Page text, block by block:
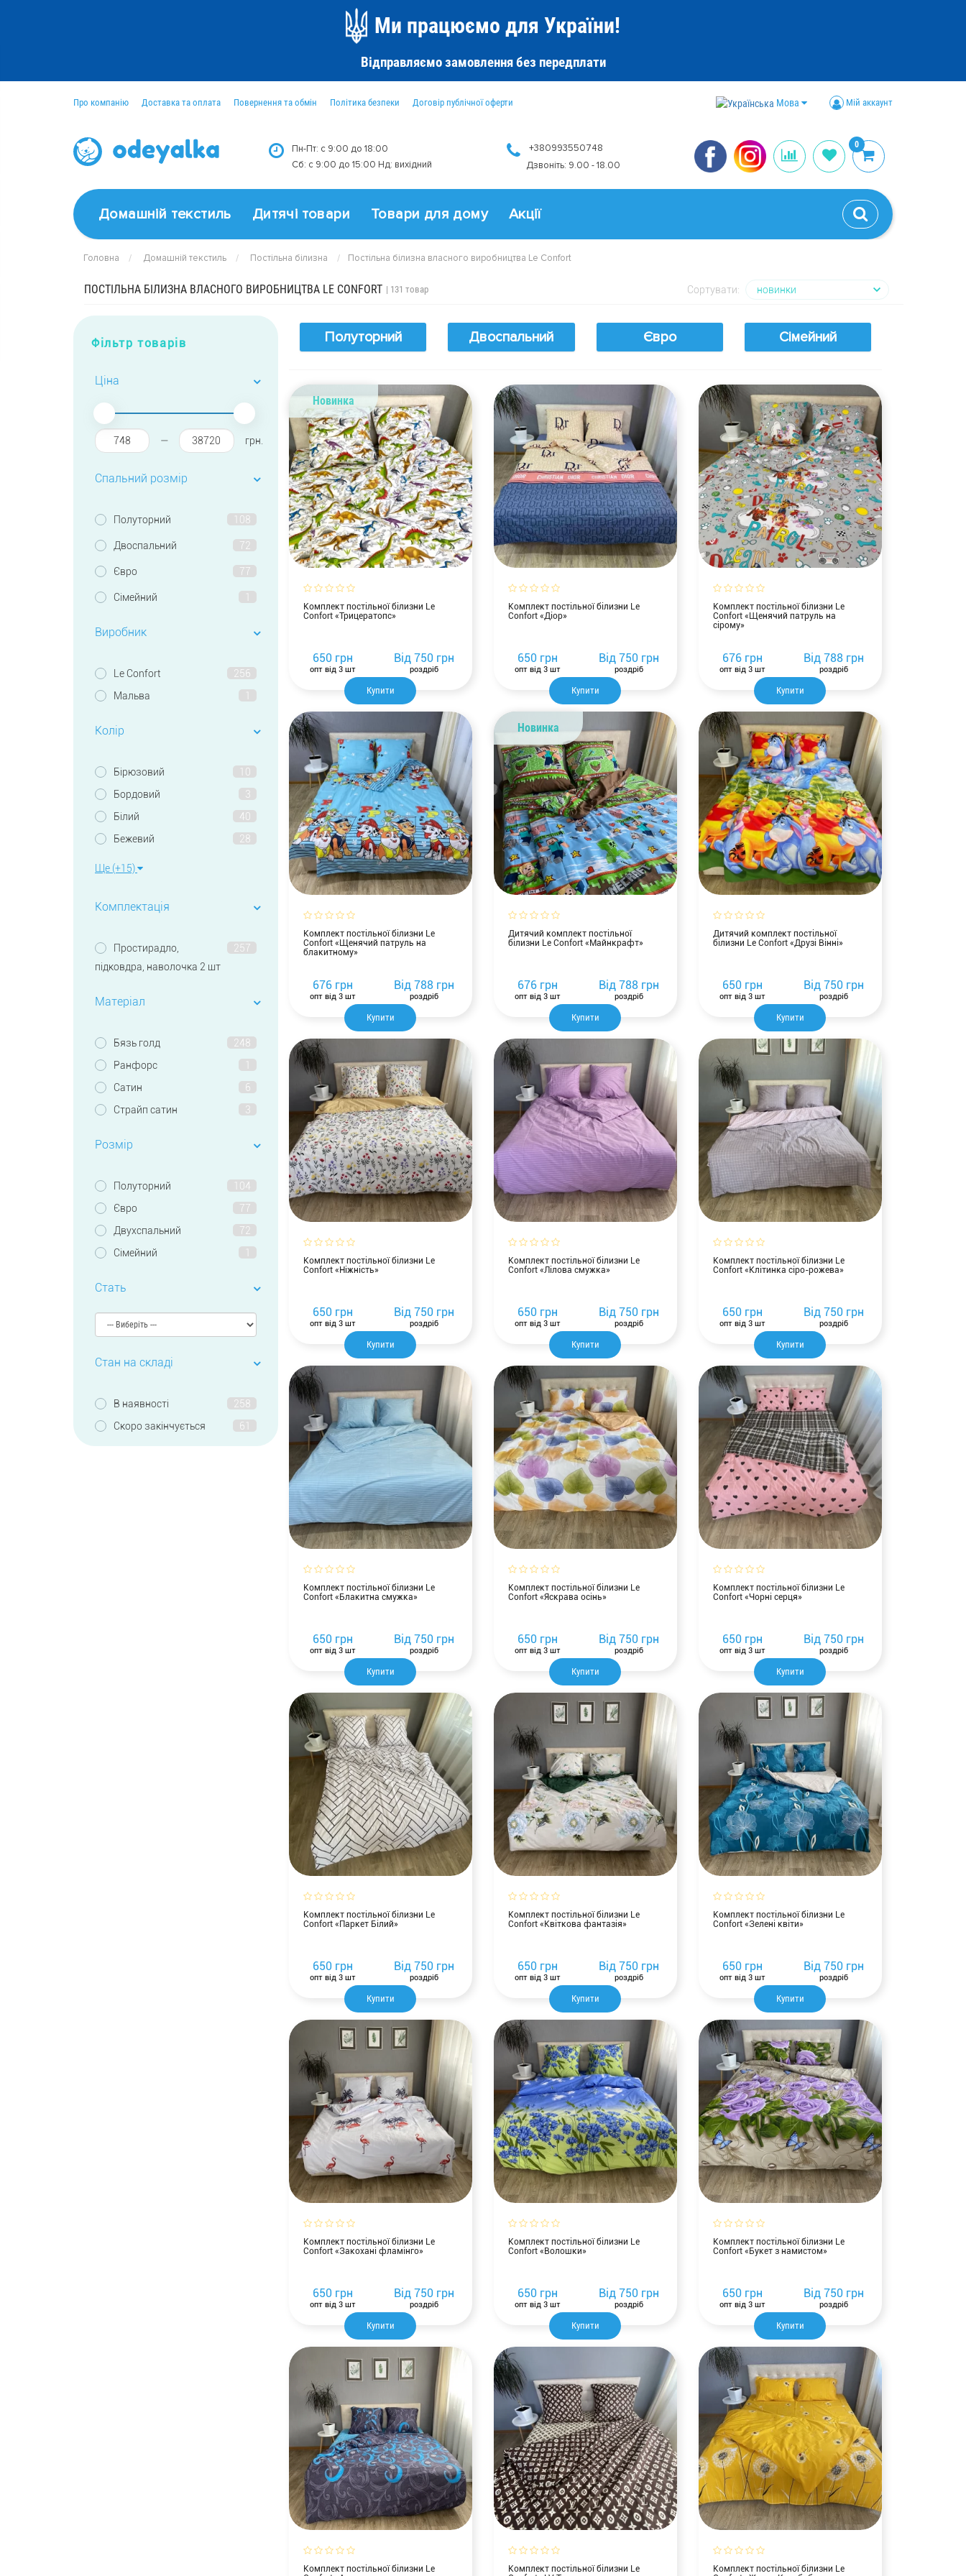
Ми працюємо для України!
Відправляємо замовлення без передплати
Про компанію Доставка та оплата Повернення та обмін Політика безпеки Договір публічної оферти Мова Мій аккаунт
Пн-Пт: с 9:00 до 18:00
Сб: c 9:00 до 15:00 Нд: вихідний
+380993550748
Дзвоніть: 9.00 - 18.00
0
Домашній текстиль Дитячі товари Товари для дому Акції
Головна Домашній текстиль Постільна білизна Постільна білизна власного виробництва Le Confort
ПОСТІЛЬНА БІЛИЗНА ВЛАСНОГО ВИРОБНИЦТВА LE CONFORT | 131 товар Сортувати:
Фільтр товарів
Ціна
— грн.
Спальний розмір
Полуторний 108
Двоспальний 72
Євро 77
Сімейний
Виробник
Le Confort
256
Мальва
Колір
Бірюзовий
10
Бордовий
3
Білий
40
Бежевий
28
Ще (+15)
Комплектація
Простирадло,
підковдра, наволочка 2 шт
257
Матеріал
Бязь голд
248
Ранфорс
Сатин
6
Страйп сатин
3
Розмір
Полуторний
104
Євро
77
Двухспальний
72
Сімейний
Стать
Стан на складі
В наявності
258
Cкоро закінчується
61
Полуторний Двоспальний Євро Сімейний
Новинка
Комплект постільної білизни Le
Confort «Трицератопс»
Купити
650 грн
опт від 3 шт
Від750 грн
роздріб
Комплект постільної білизни Le
Confort «Діор»
Купити
650 грн
опт від 3 шт
Від750 грн
роздріб
Комплект постільної білизни Le
Confort «Щенячий патруль на
сірому»
Купити
676 грн
опт від 3 шт
Від788 грн
роздріб
Комплект постільної білизни Le
Confort «Щенячий патруль на
блакитному»
Купити
676 грн
опт від 3 шт
Від788 грн
роздріб
Новинка
Дитячий комплект постільної
білизни Le Confort «Майнкрафт»
Купити
676 грн
опт від 3 шт
Від788 грн
роздріб
Дитячий комплект постільної
білизни Le Confort «Друзі Вінні»
Купити
650 грн
опт від 3 шт
Від750 грн
роздріб
Комплект постільної білизни Le
Confort «Ніжність»
Купити
650 грн
опт від 3 шт
Від750 грн
роздріб
Комплект постільної білизни Le
Confort «Лілова смужка»
Купити
650 грн
опт від 3 шт
Від750 грн
роздріб
Комплект постільної білизни Le
Confort «Клітинка сіро-рожева»
Купити
650 грн
опт від 3 шт
Від750 грн
роздріб
Комплект постільної білизни Le
Confort «Блакитна смужка»
Купити
650 грн
опт від 3 шт
Від750 грн
роздріб
Комплект постільної білизни Le
Confort «Яскрава осінь»
Купити
650 грн
опт від 3 шт
Від750 грн
роздріб
Комплект постільної білизни Le
Confort «Чорні серця»
Купити
650 грн
опт від 3 шт
Від750 грн
роздріб
Комплект постільної білизни Le
Confort «Паркет Білий»
Купити
650 грн
опт від 3 шт
Від750 грн
роздріб
Комплект постільної білизни Le
Confort «Квіткова фантазія»
Купити
650 грн
опт від 3 шт
Від750 грн
роздріб
Комплект постільної білизни Le
Confort «Зелені квіти»
Купити
650 грн
опт від 3 шт
Від750 грн
роздріб
Комплект постільної білизни Le
Confort «Закохані фламінго»
Купити
650 грн
опт від 3 шт
Від750 грн
роздріб
Комплект постільної білизни Le
Confort «Волошки»
Купити
650 грн
опт від 3 шт
Від750 грн
роздріб
Комплект постільної білизни Le
Confort «Букет з намистом»
Купити
650 грн
опт від 3 шт
Від750 грн
роздріб
Комплект постільної білизни Le
Комплект постільної білизни Le
Комплект постільної білизни Le